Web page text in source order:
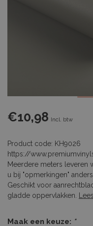
€10,98 Incl. btw
Product code: KH9026
https://
Meerdere meters leveren
u bij "opmerkingen" anders
Geschikt voor
gladde oppervlakken.
Maak een keuze: *